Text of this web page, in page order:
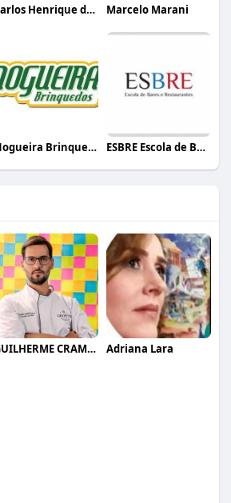
Carlos Henrique de Faria Vasconcelos Marcelo Marani
Nogueira Brinquedos ESBRE Escola de Bares e Restaurantes
GUILHERME CRAMER BALLE Adriana Lara